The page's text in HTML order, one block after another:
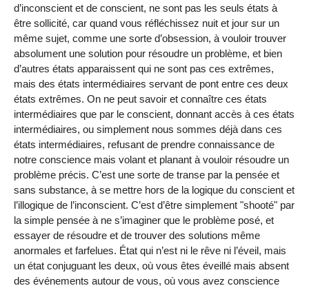
d’inconscient et de conscient, ne sont pas les seuls états à
être sollicité, car quand vous réfléchissez nuit et jour sur un
même sujet, comme une sorte d’obsession, à vouloir trouver
absolument une solution pour résoudre un problème, et bien
d’autres états apparaissent qui ne sont pas ces extrêmes,
mais des états intermédiaires servant de pont entre ces deux
états extrêmes. On ne peut savoir et connaître ces états
intermédiaires que par le conscient, donnant accès à ces états
intermédiaires, ou simplement nous sommes déjà dans ces
états intermédiaires, refusant de prendre connaissance de
notre conscience mais volant et planant à vouloir résoudre un
problème précis. C’est une sorte de transe par la pensée et
sans substance, à se mettre hors de la logique du conscient et
l’illogique de l’inconscient. C’est d’être simplement "shooté" par
la simple pensée à ne s’imaginer que le problème posé, et
essayer de résoudre et de trouver des solutions même
anormales et farfelues. État qui n’est ni le rêve ni l’éveil, mais
un état conjuguant les deux, où vous êtes éveillé mais absent
des événements autour de vous, où vous avez conscience